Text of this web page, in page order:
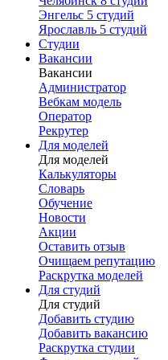
Энгельс 5 студий
Ярославль 5 студий
Студии
Вакансии
Вакансии
Администратор
Вебкам модель
Оператор
Рекрутер
Для моделей
Для моделей
Калькуляторы
Словарь
Обучение
Новости
Акции
Оставить отзыв
Очищаем репутацию
Раскрутка моделей
Для студий
Для студий
Добавить студию
Добавить вакансию
Раскрутка студии